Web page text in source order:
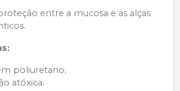
entre a mucosa e as alças
poliuretano;
atóxica.